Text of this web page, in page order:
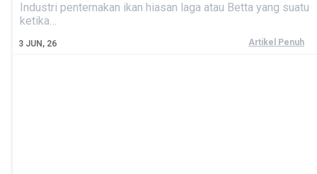
3 JUN, 26
Industri penternakan ikan hiasan laga atau Betta yang suatu
ketika…
Artikel Penuh